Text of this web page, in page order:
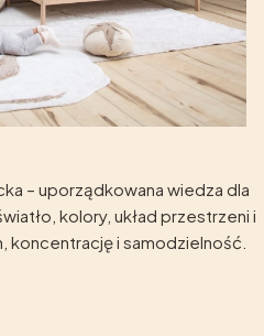
– uporządkowana wiedza dla
kolory, układ przestrzeni i
koncentrację i samodzielność.